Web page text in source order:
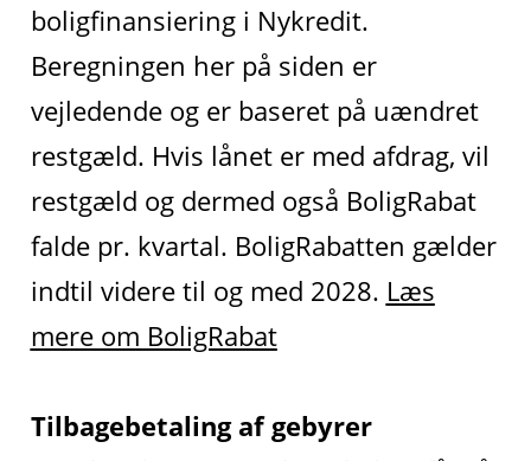
boligfinansiering i Nykredit.
Beregningen her på siden er
vejledende og er baseret på uændret
restgæld. Hvis lånet er med afdrag, vil
restgæld og dermed også BoligRabat
falde pr. kvartal. BoligRabatten gælder
indtil videre til og med 2028. Læs
mere om BoligRabat
Tilbagebetaling af gebyrer